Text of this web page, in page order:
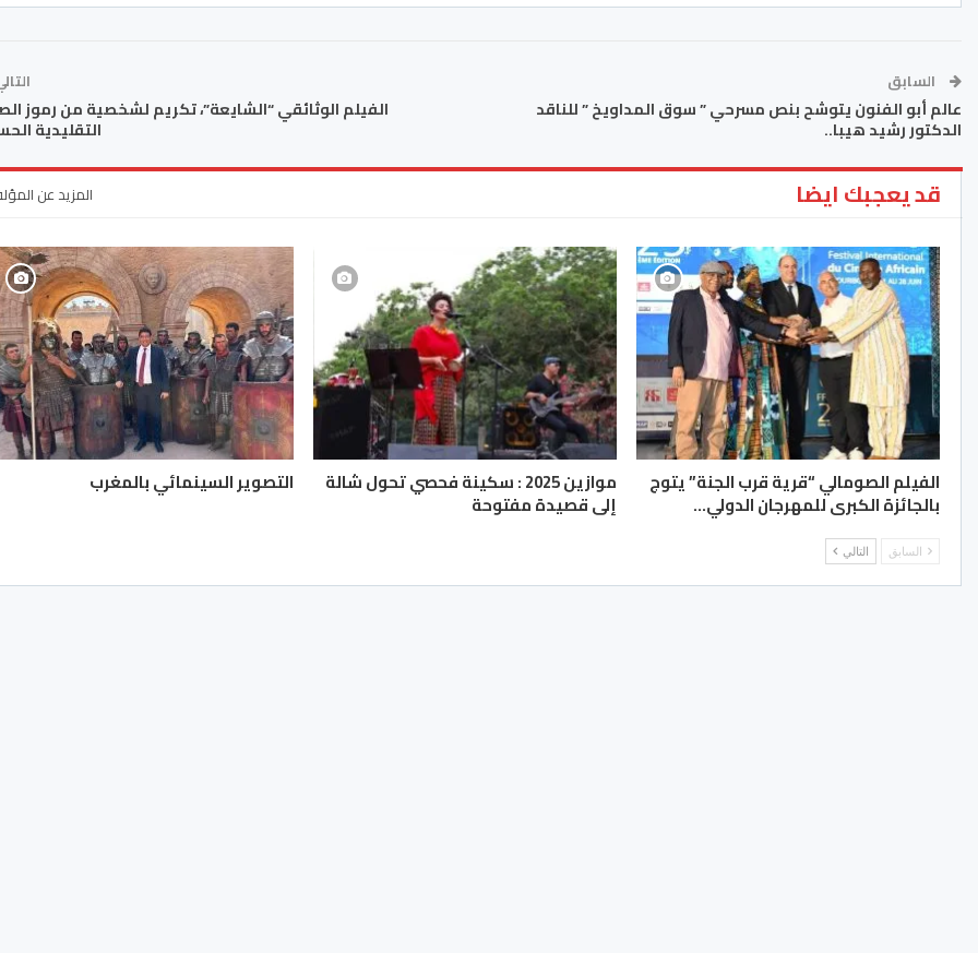
السابق
عالم أبو الفنون يتوشح بنص مسرحي ” سوق المداويخ ” للناقد
الدكتور رشيد هيبا..
الفيلم الوثائقي “الشايعة”، تكريم لشخصية من رموز
التقليدية
قد يعجبك ايضا المزيد عن
الفيلم الصومالي “قرية قرب الجنة” يتوج
بالجائزة الكبرى للمهرجان الدولي…
موازين 2025 : سكينة فحصي تحول شالة
إلى قصيدة مفتوحة
التصوير السينمائي بالمغرب
السابق التالي